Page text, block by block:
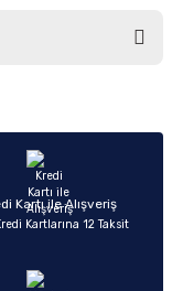
tarafımıza
Kartı ile Alışveriş
Kartlarına 12 Taksit